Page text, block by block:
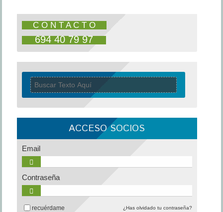
C O N T A C T O
694 40 79 97
ACCESO SOCIOS
Email
Contraseña
recuérdame ¿Has olvidado tu contraseña?